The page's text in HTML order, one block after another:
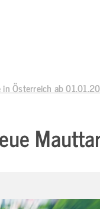
in Österreich ab